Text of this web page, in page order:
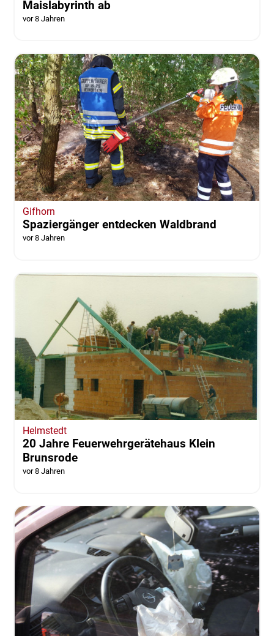
Gifhorn
Aus Versehen? Zwei Jungs fackeln
Maislabyrinth ab
vor 8 Jahren
Spaziergänger entdecken Waldbrand
vor 8 Jahren
Helmstedt
20 Jahre Feuerwehrgerätehaus Klein
Brunsrode
vor 8 Jahren